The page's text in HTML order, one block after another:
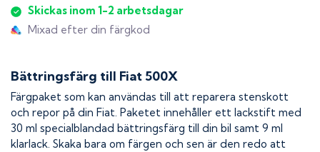
Skickas inom 1-2 arbetsdagar
Mixad efter din färgkod
Bättringsfärg till Fiat 500X
Färgpaket som kan användas till att reparera stenskott
och repor på din Fiat. Paketet innehåller ett lackstift med
30 ml specialblandad bättringsfärg till din bil samt 9 ml
klarlack. Skaka bara om färgen och sen är den redo att